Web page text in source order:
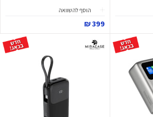
הוסף להשוואה
399 ₪